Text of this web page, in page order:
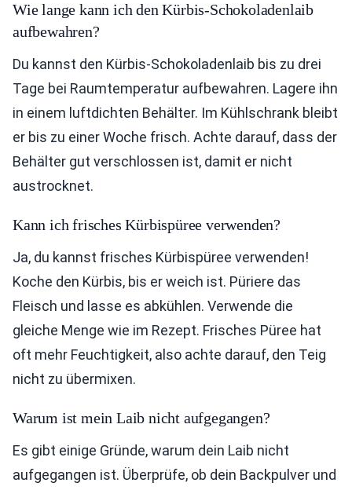
Wie lange kann ich den Kürbis-Schokoladenlaib
aufbewahren?
Du kannst den Kürbis-Schokoladenlaib bis zu drei
Tage bei Raumtemperatur aufbewahren. Lagere ihn
in einem luftdichten Behälter. Im Kühlschrank bleibt
er bis zu einer Woche frisch. Achte darauf, dass der
Behälter gut verschlossen ist, damit er nicht
austrocknet.
Kann ich frisches Kürbispüree verwenden?
Ja, du kannst frisches Kürbispüree verwenden!
Koche den Kürbis, bis er weich ist. Püriere das
Fleisch und lasse es abkühlen. Verwende die
gleiche Menge wie im Rezept. Frisches Püree hat
oft mehr Feuchtigkeit, also achte darauf, den Teig
nicht zu übermixen.
Warum ist mein Laib nicht aufgegangen?
Es gibt einige Gründe, warum dein Laib nicht
aufgegangen ist. Überprüfe, ob dein Backpulver und